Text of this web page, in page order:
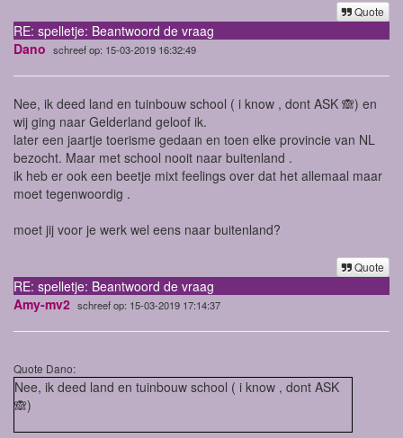
Quote
RE: spelletje: Beantwoord de vraag
Dano schreef op: 15-03-2019 16:32:49
Nee, ik deed land en tuinbouw school ( i know , dont ASK 🙈) en
wij ging naar Gelderland geloof ik.
later een jaartje toerisme gedaan en toen elke provincie van NL
bezocht. Maar met school nooit naar buitenland .
ik heb er ook een beetje mixt feelings over dat het allemaal maar
moet tegenwoordig .
moet jij voor je werk wel eens naar buitenland?
Quote
RE: spelletje: Beantwoord de vraag
Amy-mv2 schreef op: 15-03-2019 17:14:37
Quote Dano:
Nee, ik deed land en tuinbouw school ( i know , dont ASK
🙈)